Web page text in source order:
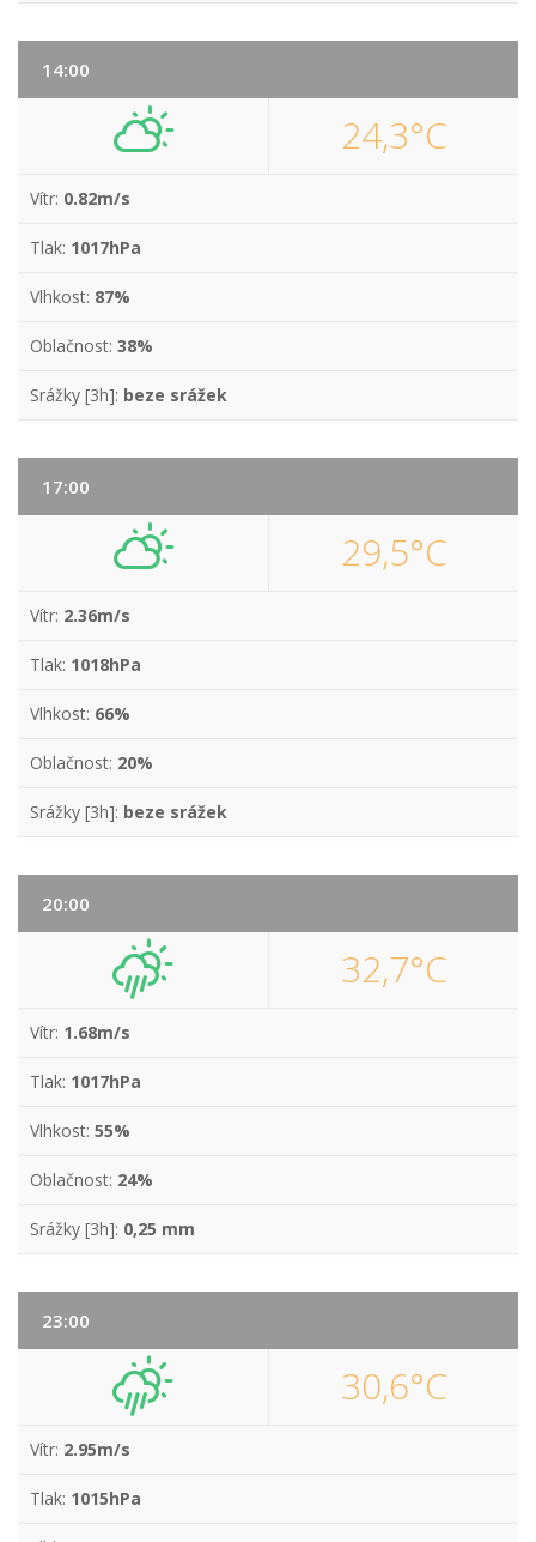
14:00
24,3°C
Vítr: 0.82m/s
Tlak: 1017hPa
Vlhkost: 87%
Oblačnost: 38%
Srážky [3h]: beze srážek
17:00
29,5°C
Vítr: 2.36m/s
Tlak: 1018hPa
Vlhkost: 66%
Oblačnost: 20%
Srážky [3h]: beze srážek
20:00
32,7°C
Vítr: 1.68m/s
Tlak: 1017hPa
Vlhkost: 55%
Oblačnost: 24%
Srážky [3h]: 0,25 mm
23:00
30,6°C
Vítr: 2.95m/s
Tlak: 1015hPa